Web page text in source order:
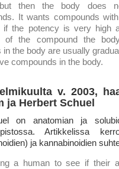
then the body does
It wants compounds
if the potency is very high
of the compound the
in the body are usually
compounds in the body.
v. 2003,
ja Herbert Schuel
on anatomian ja
Artikkelissa
ja kannabinoidien
a human to see if their